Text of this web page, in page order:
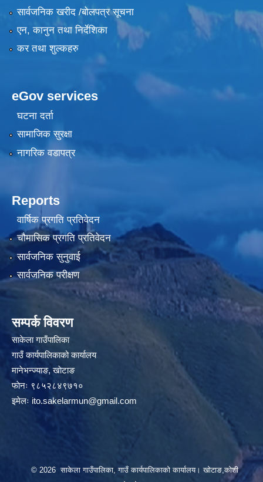
सार्वजनिक खरीद /बोलपत्र सूचना
एन, कानुन तथा निर्देशिका
कर तथा शुल्कहरु
eGov services
घटना दर्ता
सामाजिक सुरक्षा
नागरिक वडापत्र
Reports
वार्षिक प्रगति प्रतिवेदन
चौमासिक प्रगति प्रतिवेदन
सार्वजनिक सुनुवाई
सार्वजनिक परीक्षण
सम्पर्क विवरण
साकेला गाउँपालिका
गाउँ कार्यपालिकाको कार्यालय
मानेभन्ज्याङ, खाेटाङ
फाेनः ९८५२८४९७१०
इमेलः ito.sakelarmun@gmail.com
© 2026 साकेला गाउँपालिका, गाउँ कार्यपालिकाको कार्यालय। खोटाङ,कोशी